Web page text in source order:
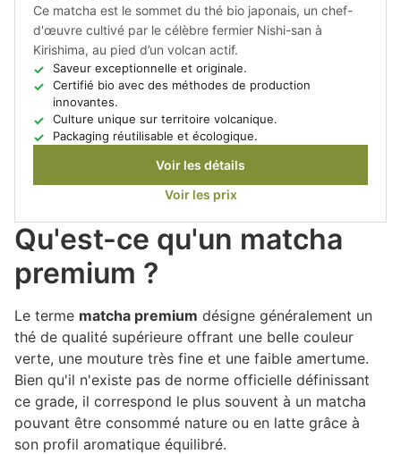
Ce matcha est le sommet du thé bio japonais, un chef-
d'œuvre cultivé par le célèbre fermier Nishi-san à
Kirishima, au pied d’un volcan actif.
Saveur exceptionnelle et originale.
Certifié bio avec des méthodes de production
innovantes.
Culture unique sur territoire volcanique.
Packaging réutilisable et écologique.
Voir les détails
Voir les prix
Qu'est-ce qu'un matcha
premium ?
Le terme matcha premium désigne généralement un
thé de qualité supérieure offrant une belle couleur
verte, une mouture très fine et une faible amertume.
Bien qu'il n'existe pas de norme officielle définissant
ce grade, il correspond le plus souvent à un matcha
pouvant être consommé nature ou en latte grâce à
son profil aromatique équilibré.